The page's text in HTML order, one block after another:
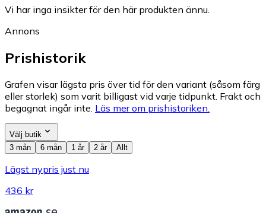
Vi har inga insikter för den här produkten ännu.
Annons
Prishistorik
Grafen visar lägsta pris över tid för den variant (såsom färg
eller storlek) som varit billigast vid varje tidpunkt. Frakt och
begagnat ingår inte. Läs mer om prishistoriken.
Välj butik
3 mån
6 mån 1 år 2 år Allt
Lägst nypris just nu
436 kr